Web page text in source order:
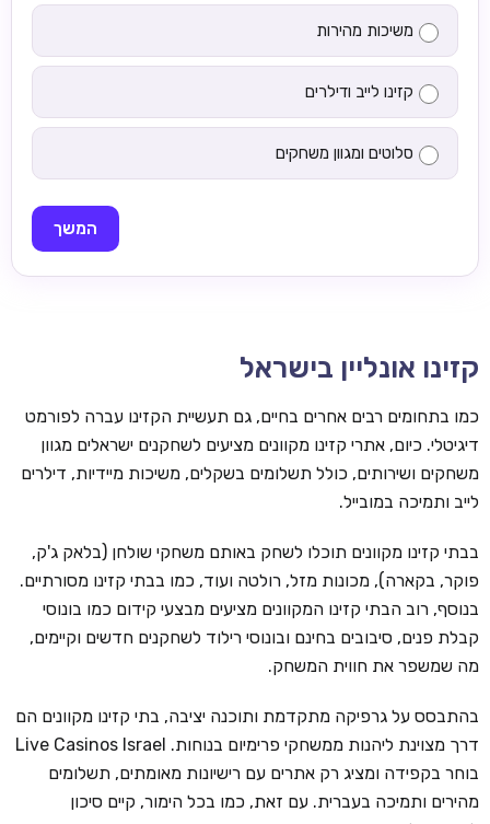
משיכות מהירות
קזינו לייב ודילרים
סלוטים ומגוון משחקים
המשך
קזינו אונליין בישראל
כמו בתחומים רבים אחרים בחיים, גם תעשיית הקזינו עברה לפורמט
דיגיטלי. כיום, אתרי קזינו מקוונים מציעים לשחקנים ישראלים מגוון
משחקים ושירותים, כולל תשלומים בשקלים, משיכות מיידיות, דילרים
לייב ותמיכה במובייל.
בבתי קזינו מקוונים תוכלו לשחק באותם משחקי שולחן (בלאק ג'ק,
פוקר, בקארה), מכונות מזל, רולטה ועוד, כמו בבתי קזינו מסורתיים.
בנוסף, רוב הבתי קזינו המקוונים מציעים מבצעי קידום כמו בונוסי
קבלת פנים, סיבובים בחינם ובונוסי רילוד לשחקנים חדשים וקיימים,
מה שמשפר את חווית המשחק.
בהתבסס על גרפיקה מתקדמת ותוכנה יציבה, בתי קזינו מקוונים הם
דרך מצוינת ליהנות ממשחקי פרימיום בנוחות. Live Casinos Israel
בוחר בקפידה ומציג רק אתרים עם רישיונות מאומתים, תשלומים
מהירים ותמיכה בעברית. עם זאת, כמו בכל הימור, קיים סיכון